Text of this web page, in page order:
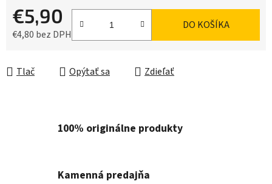
€5,90
€4,80 bez DPH
DO KOŠÍKA
Tlač Opýtať sa Zdieľať
100% originálne produkty
Kamenná predajňa